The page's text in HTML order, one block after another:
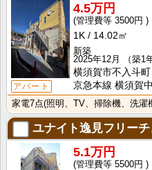
アパート
4.5万円
3500円
1K
14.02㎡
新築
2025年12月
（築1
横須賀市不入斗町
京急本線 横須賀
ユナイト逸見フリー
5.1万円
5500円